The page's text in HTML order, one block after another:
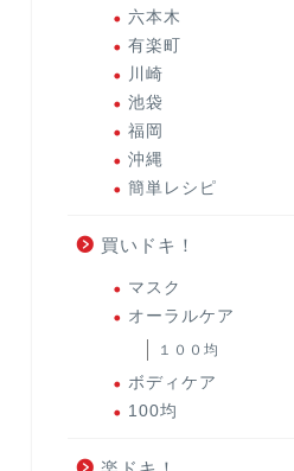
六本木
有楽町
川崎
池袋
福岡
沖縄
簡単レシピ
買いドキ！
マスク
オーラルケア
１００均
ボディケア
100均